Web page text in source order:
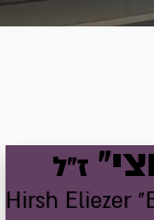
ז"ל
Hirsh Eliezer